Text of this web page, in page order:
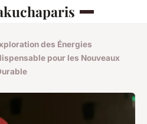
des Énergies
pour les Nouveaux